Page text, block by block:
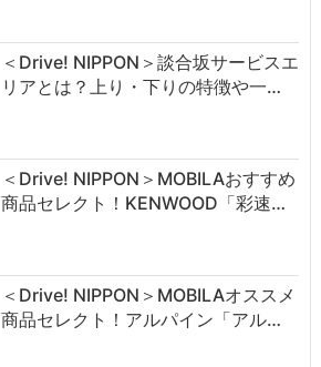
＜Drive! NIPPON＞談合坂サービスエ
リアとは？上り・下りの特徴や一…
＜Drive! NIPPON＞MOBILAおすすめ
商品セレクト！KENWOOD「彩速…
＜Drive! NIPPON＞MOBILAオススメ
商品セレクト！アルパイン「アル…